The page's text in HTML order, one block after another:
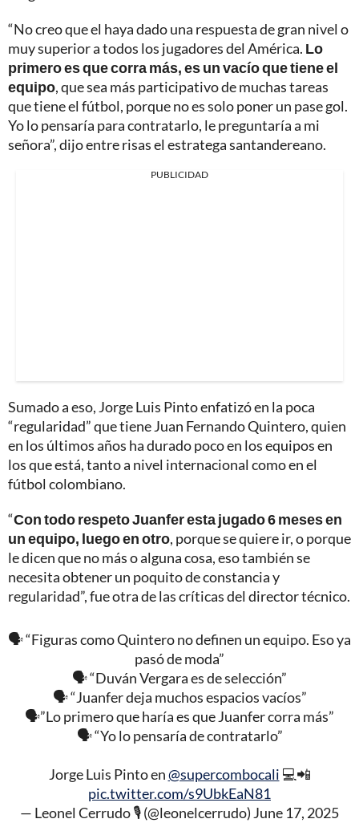
“No creo que el haya dado una respuesta de gran nivel o
muy superior a todos los jugadores del América. Lo
primero es que corra más, es un vacío que tiene el
equipo, que sea más participativo de muchas tareas
que tiene el fútbol, porque no es solo poner un pase gol.
Yo lo pensaría para contratarlo, le preguntaría a mi
señora”, dijo entre risas el estratega santandereano.
PUBLICIDAD
Sumado a eso, Jorge Luis Pinto enfatizó en la poca
“regularidad” que tiene Juan Fernando Quintero, quien
en los últimos años ha durado poco en los equipos en
los que está, tanto a nivel internacional como en el
fútbol colombiano.
“Con todo respeto Juanfer esta jugado 6 meses en
un equipo, luego en otro, porque se quiere ir, o porque
le dicen que no más o alguna cosa, eso también se
necesita obtener un poquito de constancia y
regularidad”, fue otra de las críticas del director técnico.
🗣️ “Figuras como Quintero no definen un equipo. Eso ya
pasó de moda”
🗣️ “Duván Vergara es de selección”
🗣️ “Juanfer deja muchos espacios vacíos”
🗣️”Lo primero que haría es que Juanfer corra más”
🗣️ “Yo lo pensaría de contratarlo”
Jorge Luis Pinto en@supercombocali 💻📲
pic.twitter.com/s9UbkEaN81
— Leonel Cerrudo 🎙️ (@leonelcerrudo) June 17, 2025